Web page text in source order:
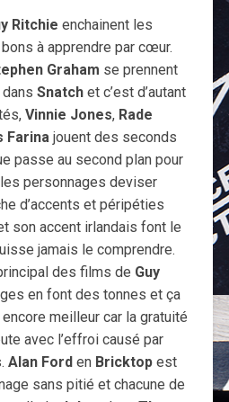
Ritchie enchainent les
à apprendre par cœur.
Graham se prennent
Snatch et c’est d’autant
Vinnie Jones, Rade
Farinajouent des seconds
passe au second plan pour
personnages deviser
d’accents et péripéties
son accent irlandais font le
jamais le comprendre.
des films de Guy
en font des tonnes et ça
encore meilleur car la gratuité
avec l’effroi causé par
Alan Forden Bricktop est
sans pitié et chacune de